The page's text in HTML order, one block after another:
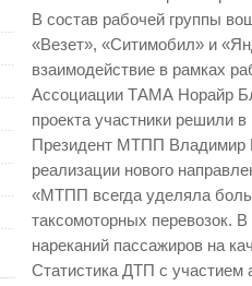
В состав рабочей группы
«Везет», «Ситимобил» и
взаимодействие в рамках
Ассоциации ТАМА Норайр
проекта участники решили
Президент МТПП Владимир
реализации нового
«МТПП всегда уделяла
таксомоторных перевозок.
нареканий пассажиров на
Статистика ДТП с участием